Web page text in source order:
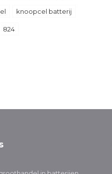
knoopcel batterij
824